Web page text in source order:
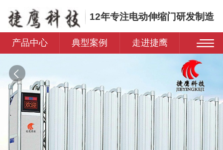
12年专注电动伸缩门研发制造
产品中心 典型案例 走进捷鹰